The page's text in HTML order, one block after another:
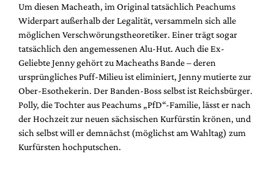
Um diesen Macheath, im Original tatsächlich Peachums
Widerpart außerhalb der Legalität, versammeln sich alle
möglichen Verschwörungstheoretiker. Einer trägt sogar
tatsächlich den angemessenen Alu-Hut. Auch die Ex-
Geliebte Jenny gehört zu Macheaths Bande – deren
ursprüngliches Puff-Milieu ist eliminiert, Jenny mutierte zur
Ober-Esothekerin. Der Banden-Boss selbst ist Reichsbürger.
Polly, die Tochter aus Peachums „PfD“-Familie, lässt er nach
der Hochzeit zur neuen sächsischen Kurfürstin krönen, und
sich selbst will er demnächst (möglichst am Wahltag) zum
Kurfürsten hochputschen.